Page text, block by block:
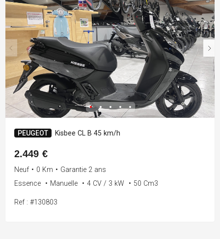
PEUGEOT Kisbee CL B 45 km/h
2.449 €
Neuf • 0 Km • Garantie 2 ans
Essence
• Manuelle • 4 CV / 3 kW • 50 Cm3
Ref : #130803